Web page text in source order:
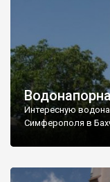
Интересную
Симферополя в